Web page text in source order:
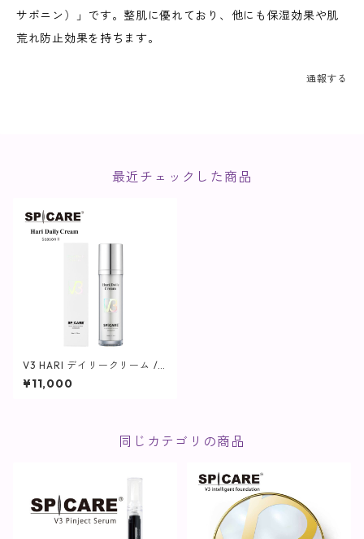
サポニン）」です。整肌に優れており、他にも保湿効果や肌
荒れ防止効果を持ちます。
通報する
最近チェックした商品
V3 HARI デイリークリーム / 5
0ml【SPICARE】
¥11,000
同じカテゴリの商品